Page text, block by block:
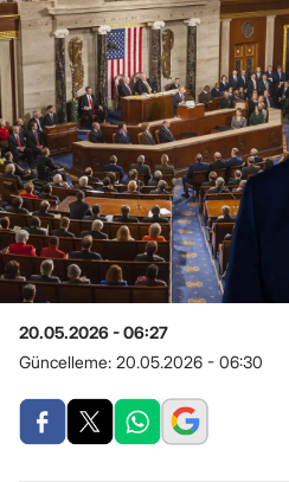
20.05.2026 - 06:27
Güncelleme: 20.05.2026 - 06:30